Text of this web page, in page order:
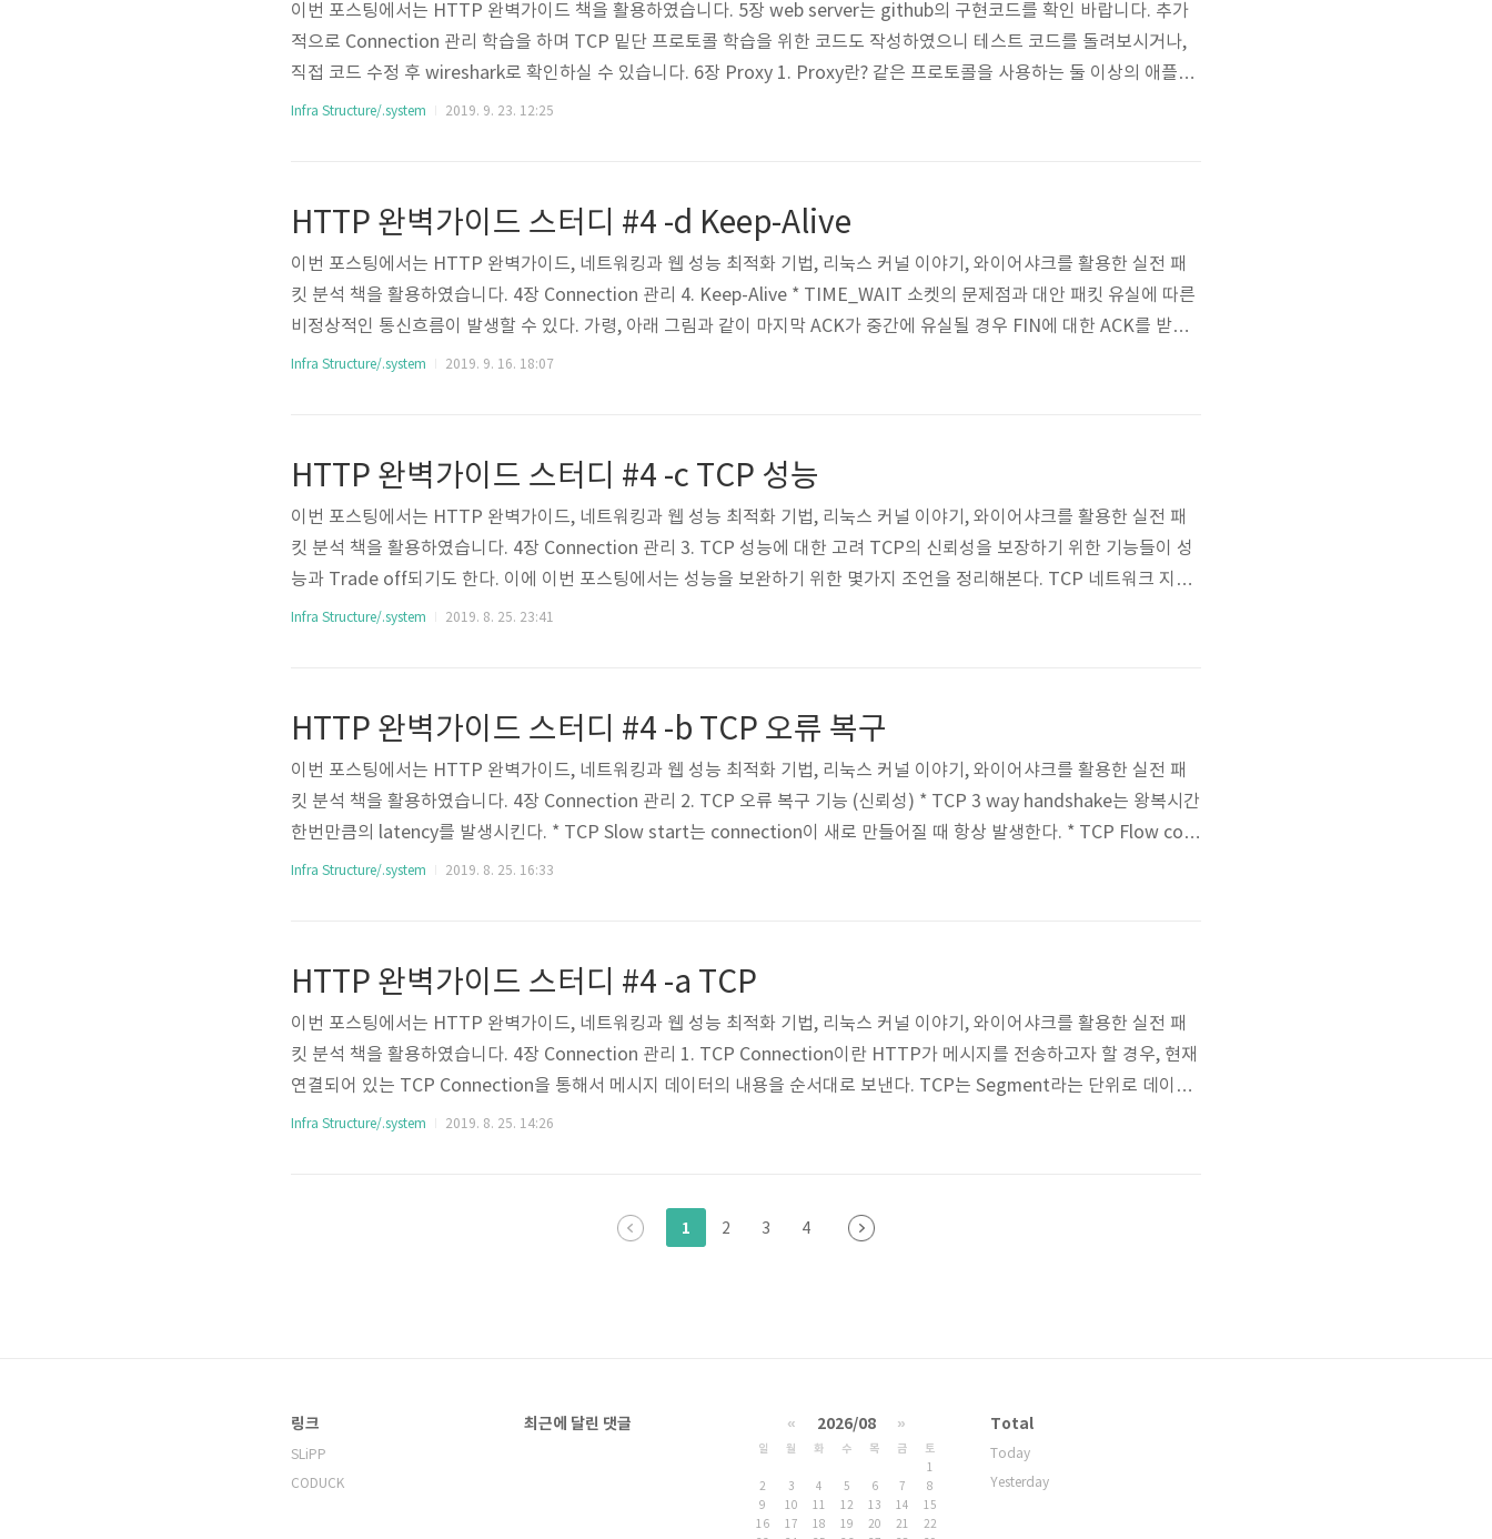
이번 포스팅에서는 HTTP 완벽가이드 책을 활용하였습니다. 5장 web server는 github의 구현코드를 확인 바랍니다. 추가
적으로 Connection 관리 학습을 하며 TCP 밑단 프로토콜 학습을 위한 코드도 작성하였으니 테스트 코드를 돌려보시거나,
직접 코드 수정 후 wireshark로 확인하실 수 있습니다. 6장 Proxy 1. Proxy란? 같은 프로토콜을 사용하는 둘 이상의 애플리
케이션을 연결하는 용도로 사용된다. (HTTP version 변환은 가능하며, 상용 Proxy Server는 SSL, 방화벽, FTP 접근 등 웹
Infra Structure/.system 2019. 9. 23. 12:25
HTTP 완벽가이드 스터디 #4 -d Keep-Alive
이번 포스팅에서는 HTTP 완벽가이드, 네트워킹과 웹 성능 최적화 기법, 리눅스 커널 이야기, 와이어샤크를 활용한 실전 패
킷 분석 책을 활용하였습니다. 4장 Connection 관리 4. Keep-Alive * TIME_WAIT 소켓의 문제점과 대안 패킷 유실에 따른
비정상적인 통신흐름이 발생할 수 있다. 가령, 아래 그림과 같이 마지막 ACK가 중간에 유실될 경우 FIN에 대한 ACK를 받지
못했기에 LAST-ACK상태이고, SYN 요청에 대해 RST를 보낸다. 반면, TIME_WAIT이 있을 경우에는 이상을 감지하여 한번
Infra Structure/.system 2019. 9. 16. 18:07
HTTP 완벽가이드 스터디 #4 -c TCP 성능
이번 포스팅에서는 HTTP 완벽가이드, 네트워킹과 웹 성능 최적화 기법, 리눅스 커널 이야기, 와이어샤크를 활용한 실전 패
킷 분석 책을 활용하였습니다. 4장 Connection 관리 3. TCP 성능에 대한 고려 TCP의 신뢰성을 보장하기 위한 기능들이 성
능과 Trade off되기도 한다. 이에 이번 포스팅에서는 성능을 보완하기 위한 몇가지 조언을 정리해본다. TCP 네트워크 지연
은 하드웨어의 성능, 네트워크와 서버간의 전송속도, 요청과 응답 메시지의 크기, 클라이언트와 서버간의 거리에 따라 달라진
Infra Structure/.system 2019. 8. 25. 23:41
HTTP 완벽가이드 스터디 #4 -b TCP 오류 복구
이번 포스팅에서는 HTTP 완벽가이드, 네트워킹과 웹 성능 최적화 기법, 리눅스 커널 이야기, 와이어샤크를 활용한 실전 패
킷 분석 책을 활용하였습니다. 4장 Connection 관리 2. TCP 오류 복구 기능 (신뢰성) * TCP 3 way handshake는 왕복시간
한번만큼의 latency를 발생시킨다. * TCP Slow start는 connection이 새로 만들어질 때 항상 발생한다. * TCP Flow cont
rol과 Congestion control은 모든 Connection의 처리량을 조절한다. * TCP 처리량은 현재 cwnd(Congestion Window)
Infra Structure/.system 2019. 8. 25. 16:33
HTTP 완벽가이드 스터디 #4 -a TCP
이번 포스팅에서는 HTTP 완벽가이드, 네트워킹과 웹 성능 최적화 기법, 리눅스 커널 이야기, 와이어샤크를 활용한 실전 패
킷 분석 책을 활용하였습니다. 4장 Connection 관리 1. TCP Connection이란 HTTP가 메시지를 전송하고자 할 경우, 현재
연결되어 있는 TCP Connection을 통해서 메시지 데이터의 내용을 순서대로 보낸다. TCP는 Segment라는 단위로 데이터
스트림을 잘게 나누고, Segment를 IP Packet이라고 불리는 작은 조각에 담아서 인터넷을 통해 전달한다. 1) TCP와 IP IP
Infra Structure/.system 2019. 8. 25. 14:26
1 2 3 4
링크
SLiPP
CODUCK
최근에 달린 댓글 « 2026/08 »
일 월 화 수 목 금
토
1
2
3 4 5 6 7
8
9
10 11 12 13 14
15
16
17 18 19 20 21
22
Total
Today
Yesterday